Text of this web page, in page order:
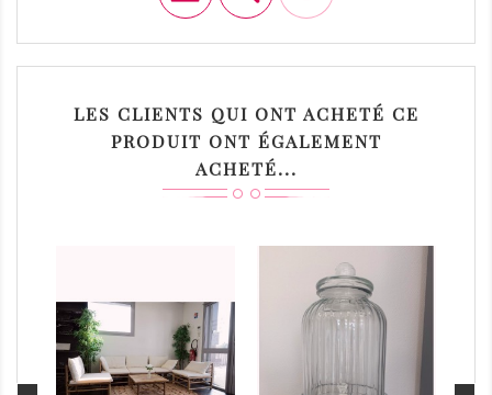
LES CLIENTS QUI ONT ACHETÉ CE
PRODUIT ONT ÉGALEMENT
ACHETÉ...